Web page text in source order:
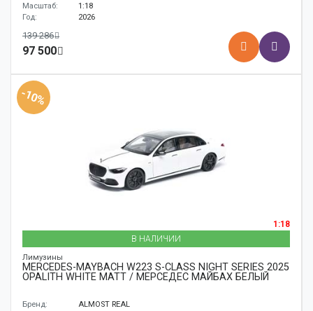
Масштаб:
1:18
Год:
2026
139 286
97 500
-10%
1:18
В НАЛИЧИИ
Лимузины
MERCEDES-MAYBACH W223 S-CLASS NIGHT SERIES 2025
OPALITH WHITE MATT / МЕРСЕДЕС МАЙБАХ БЕЛЫЙ
Бренд:
ALMOST REAL